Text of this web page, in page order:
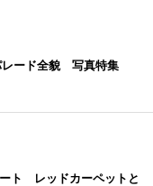
レード全貌 写真特集
ト レッドカーペットと